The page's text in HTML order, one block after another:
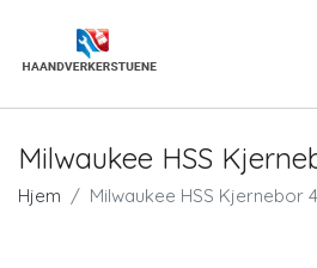
Milwaukee HSS
Hjem Milwaukee HSS Kjernebor